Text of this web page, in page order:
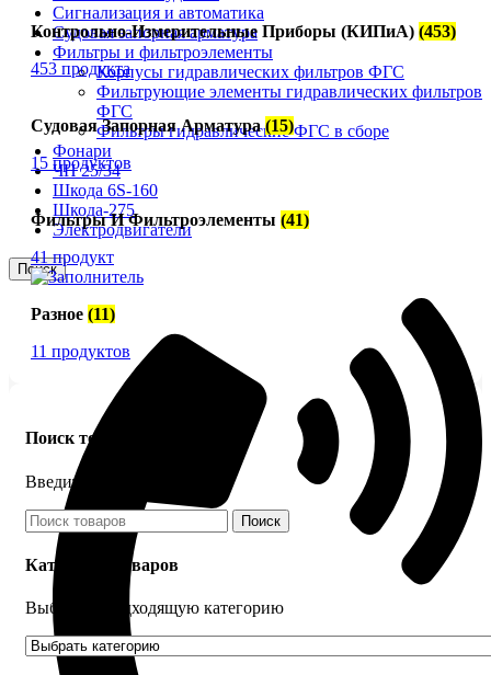
Сигнализация и автоматика
Судовая запорная арматура
Фильтры и фильтроэлементы
Корпусы гидравлических фильтров ФГС
Фильтрующие элементы гидравлических фильтров
ФГС
Фильтры гидравлические ФГС в сборе
Фонари
ЧН 25/34
Шкода 6S-160
Шкода-275
Электродвигатели
Поиск
Контрольно-Измерительные Приборы (КИПиА) (453)
453 продукта
Судовая Запорная Арматура(15)
15 продуктов
Фильтры И Фильтроэлементы (41)
41 продукт
Разное (11)
11 продуктов
Поиск товаров
Введите название детали
Поиск
Категории товаров
Выберите подходящую категорию